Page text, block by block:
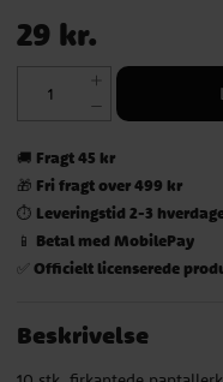
Pris: 29 kr.
29 kr.
🚚 Fragt 45 kr
🎁 Fri fragt over 499 kr
⏱️ Leveringstid 2-3
📱 Betal med MobilePay
✅ Officielt licenserede
Beskrivelse